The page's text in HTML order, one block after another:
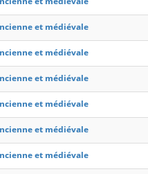
et médiévale
et médiévale
et médiévale
et médiévale
et médiévale
et médiévale